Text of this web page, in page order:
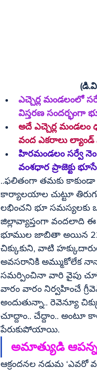
ఎచ్చెర్ల మండలంలో
విస్తరణ
అదే ఎచ్చెర్ల మండలం
హిరమండలం సర్వే
వంశధార ప్రాజెక్టు
..ఫలితంగా తమకు
కార్యాలయాల చుట్టూ తిరుగుతూ , గ్రీవెన్స్‌ల్లో దరఖాస్తులు ఇస్తూ
లభించని భూ సమస్యలకు
జిల్లావ్యాప్తంగా వందలాది ఈ
భూముల జాబితా అయిన 22ఏ, ల్యాండ్‌ సీలింగ్‌, భూసేకరణ చట్టాల
చిక్కుకుని, వాటి
అవసరానికి అమ్ముకోలేక
సమర్పించినా వారి వైపు
వారం వారం నిర్వహించే గ్రీవెన్స్‌ సెల్‌కు రెవెన్యూకు సంబంధించి ఇలాంటి భూసమస్యలపైనే
అందుతున్నా.. రెవెన్యూ
చూద్దాం.. చేద్దాం..
పేరుకుపోయాయి.
అమాత్యుడి
ఆక్రందనల నడుమ ‘ఎవరో